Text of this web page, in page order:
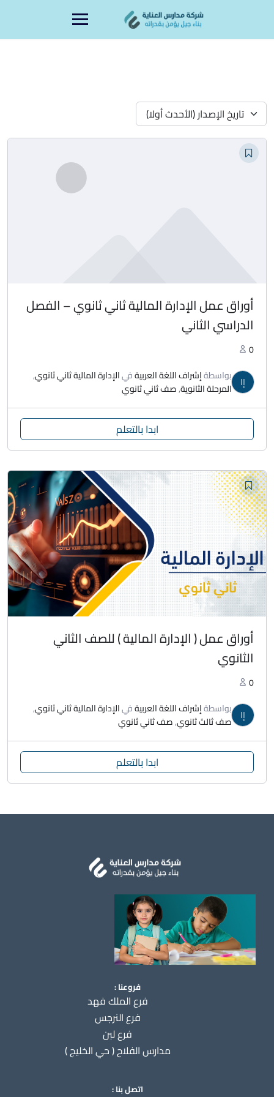
تاريخ الإصدار (الأحدث أولا)
أوراق عمل الإدارة المالية ثاني ثانوي – الفصل
الدراسي الثاني
0
إا بواسطةإشراف اللغة العربيةفيالإدارة المالية ثاني ثانوي,
المرحلة الثانوية,صف ثاني ثانوي
ابدا بالتعلم
أوراق عمل ( الإدارة المالية ) للصف الثاني
الثانوي
0
إا بواسطةإشراف اللغة العربيةفيالإدارة المالية ثاني ثانوي,
صف ثالث ثانوي,صف ثاني ثانوي
ابدا بالتعلم
فروعنا :
فرع الملك فهد
فرع النرجس
فرع لبن
مدارس الفلاح ( حي الخليج )
اتصل بنا :